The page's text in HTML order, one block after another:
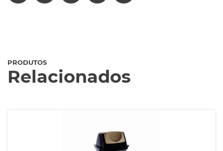
PRODUTOS
Relacionados